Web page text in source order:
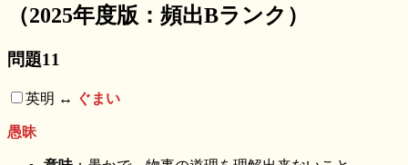
（2025年度版：頻出Bランク）
問題11
英明 ↔︎ ぐまい
愚昧